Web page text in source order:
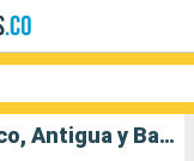
Crucero EXPLORA IV: Puerto Rico, Antigua y Barbuda, Santa Lucia, Bahamas, Estados Unidos salida desde San Juan